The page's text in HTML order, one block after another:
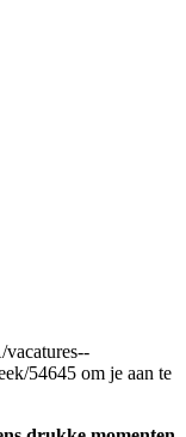
54645 om je aan te